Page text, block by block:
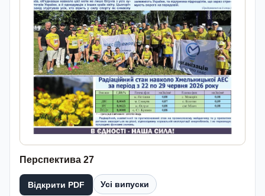
Перспектива 27
Відкрити PDF Усі випуски